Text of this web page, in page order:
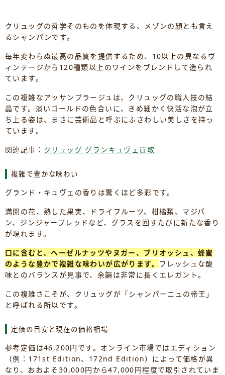
クリュッグの哲学そのものを体現する、メゾンの顔とも言え
るシャンパンです。
毎年変わらぬ最高の品質を提供するため、10以上の異なるヴ
ィンテージから120種類以上のワインをブレンドして造られ
ています。
この複雑なアッサンブラージュは、クリュッグの職人技の結
晶です。淡いゴールドの色合いに、きめ細かく快活な泡が立
ち上る姿は、まさに芸術品と呼ぶにふさわしい美しさを持っ
ています。
関連記事： クリュッグ グランキュヴェ買取
複雑で豊かな味わい
グランド・キュヴェの香りは驚くほど多彩です。
満開の花、熟した果実、ドライフルーツ、柑橘類、マジパ
ン、ジンジャーブレッドなど、グラスを回すたびに新たな香り
が現れます。
口に含むと、ヘーゼルナッツやヌガー、ブリオッシュ、蜂蜜
のような豊かで複雑な味わいが広がります。
フレッシュな酸
味とのバランスが見事で、余韻は非常に長くエレガント。
この複雑さこそが、クリュッグが「シャンパーニュの帝王」
と呼ばれる所以です。
定価の目安と現在の価格相場
参考定価は46,200円です。オンライン市場ではエディション
（例：171st Edition、172nd Edition）によって価格が異
なり、おおよそ30,000円から47,000円程度で取引されていま